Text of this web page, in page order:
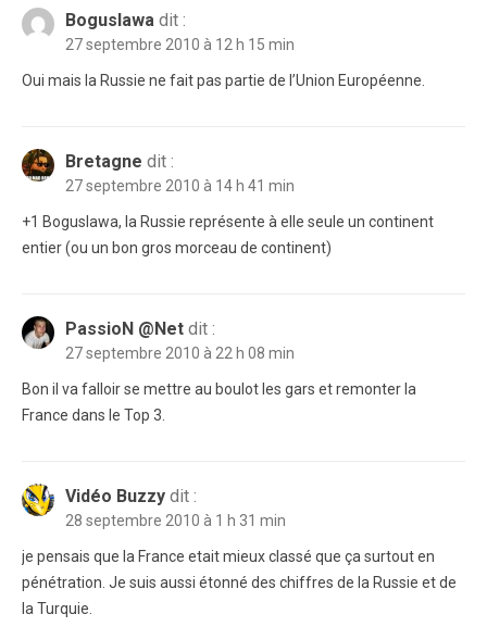
Boguslawa dit :
27 septembre 2010 à 12 h 15 min
Oui mais la Russie ne fait pas partie de l’Union Européenne.
Bretagne dit :
27 septembre 2010 à 14 h 41 min
+1 Boguslawa, la Russie représente à elle seule un continent
entier (ou un bon gros morceau de continent)
PassioN @Net dit :
27 septembre 2010 à 22 h 08 min
Bon il va falloir se mettre au boulot les gars et remonter la
France dans le Top 3.
Vidéo Buzzy dit :
28 septembre 2010 à 1 h 31 min
je pensais que la France etait mieux classé que ça surtout en
pénétration. Je suis aussi étonné des chiffres de la Russie et de
la Turquie.